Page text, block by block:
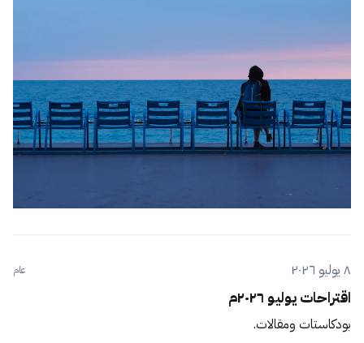
٨ يوليو ٢٠٢٦ عام
اقتراحات يوليو ٢٠٢٦م
بودكاستات ومقالات.